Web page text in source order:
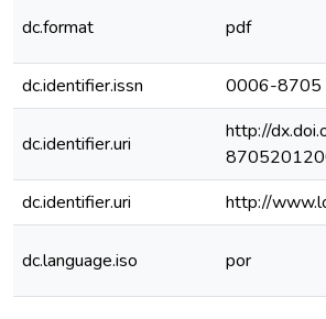
dc.format pdf
dc.identifier.issn 0006-8705
dc.identifier.uri
http://
dc.identifier.uri
http://
dc.language.iso por